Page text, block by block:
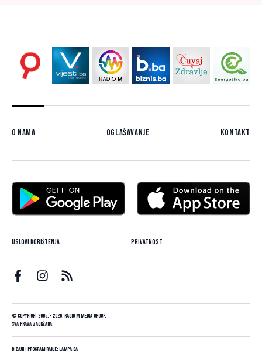
O nama Oglašavanje Kontakt
Uslovi korištenja Privatnost
© Copyright 2005. - 2026. Radio M Media Group.
Sva prava zadržana.
Dizajn i programiranje:Lampa.ba